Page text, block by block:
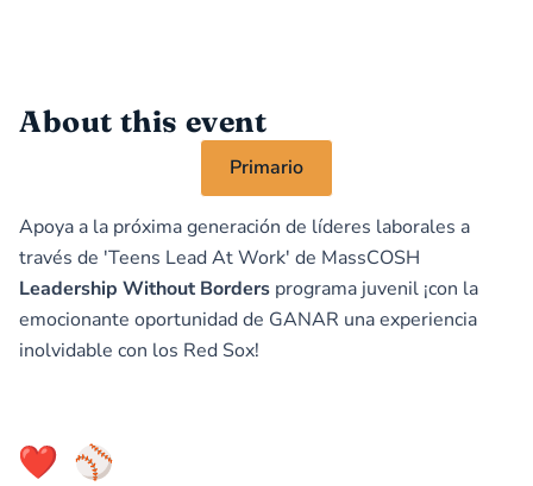
About this event
Primario
Apoya a la próxima generación de líderes laborales a
través de 'Teens Lead At Work' de MassCOSH
Leadership Without Borders programa juvenil ¡con la
emocionante oportunidad de GANAR una experiencia
inolvidable con los Red Sox!